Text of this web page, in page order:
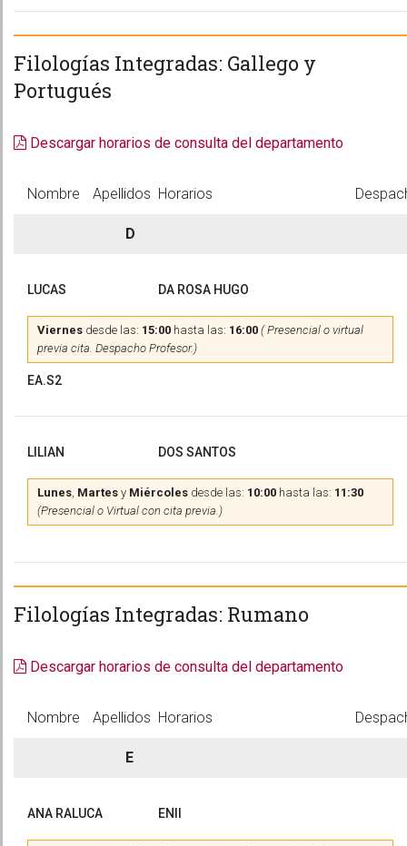
Filologías Integradas: Gallego y
Portugués
Descargar horarios de consulta del departamento
Nombre Apellidos Horarios
D
LUCAS DA ROSA HUGO
Viernes desde las: 15:00 hasta las: 16:00 ( Presencial o virtual
previa cita. Despacho Profesor.)
EA.S2
LILIAN DOS SANTOS
Lunes, Martes y Miércoles desde las: 10:00 hasta las: 11:30
(Presencial o Virtual con cita previa.)
Filologías Integradas: Rumano
Descargar horarios de consulta del departamento
Nombre Apellidos Horarios
E
ANA RALUCA ENII